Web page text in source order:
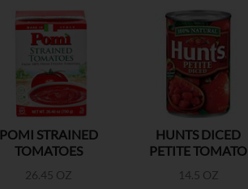
POMI STRAINED
TOMATOES
26.45 OZ
HUNTS DICED
PETITE TOMATO
14.5 OZ